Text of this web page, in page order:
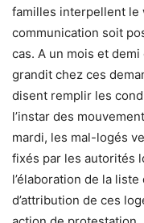
familles interpellent le
communication soit
cas. A un mois et demi
grandit chez ces
disent remplir les
l’instar des
mardi, les mal-logés
fixés par les autorités
l’élaboration de la
d’attribution de ces